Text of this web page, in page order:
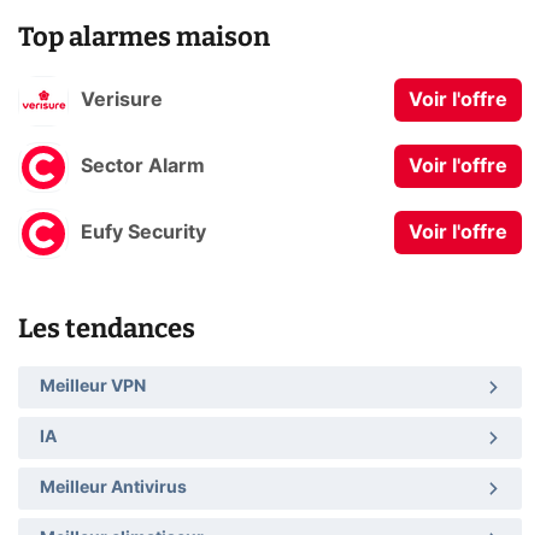
Top alarmes maison
Verisure Voir l'offre
Sector Alarm Voir l'offre
Eufy Security Voir l'offre
Les tendances
Meilleur VPN
IA
Meilleur Antivirus